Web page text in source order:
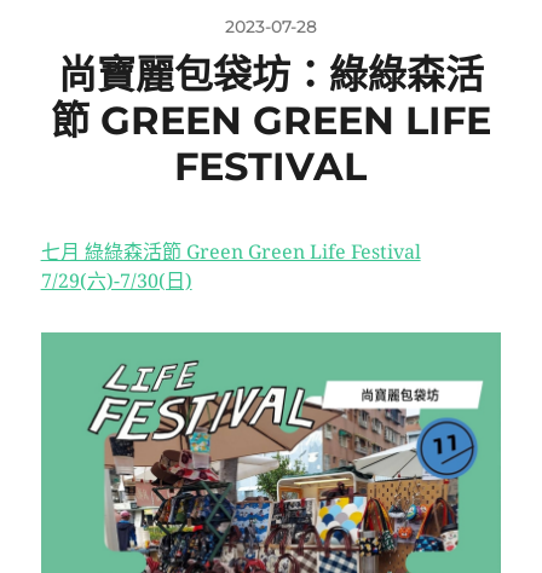
2023-07-28
尚寶麗包袋坊：綠綠森活
節 GREEN GREEN LIFE
FESTIVAL
七月 綠綠森活節 Green Green Life Festival
7/29(六)-7/30(日)